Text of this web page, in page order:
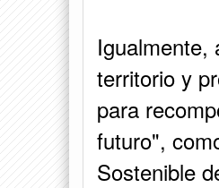
Igualmente,
territorio y
para
futuro",
Sostenible